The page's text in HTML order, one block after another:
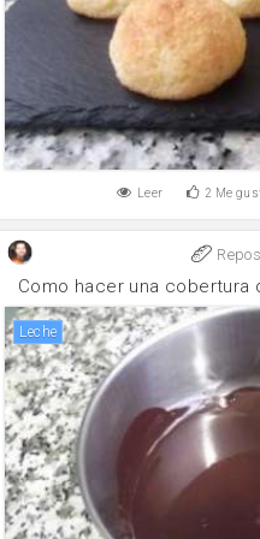
Leer 2 Me
Como hacer una
leche